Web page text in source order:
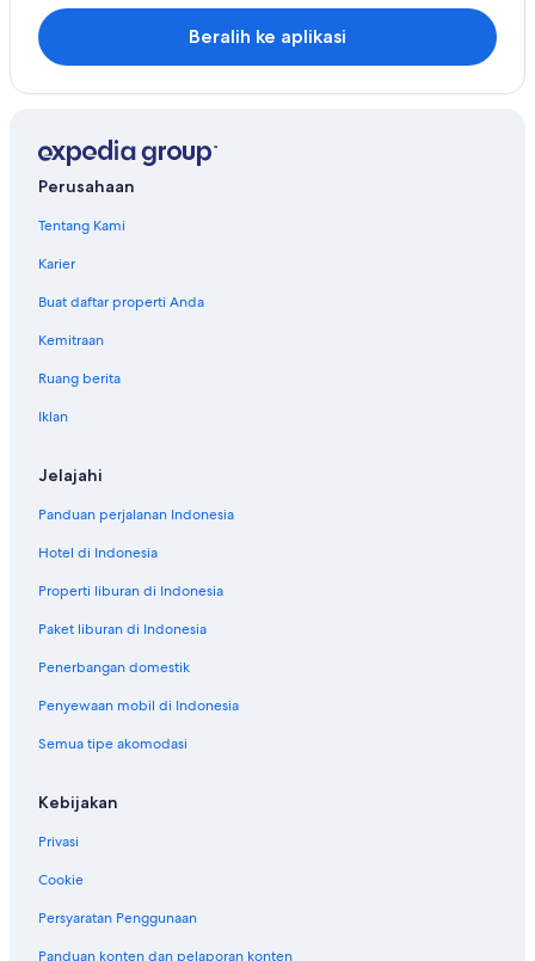
Beralih ke aplikasi
Perusahaan
Tentang Kami
Karier
Buat daftar properti Anda
Kemitraan
Ruang berita
Iklan
Jelajahi
Panduan perjalanan Indonesia
Hotel di Indonesia
Properti liburan di Indonesia
Paket liburan di Indonesia
Penerbangan domestik
Penyewaan mobil di Indonesia
Semua tipe akomodasi
Kebijakan
Privasi
Cookie
Persyaratan Penggunaan
Panduan konten dan pelaporan konten